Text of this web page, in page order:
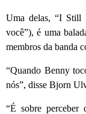
Uma delas, “I Still
você”), é uma
membros da banda
“Quando Benny
nós”, disse Bjorn
“É sobre perceber